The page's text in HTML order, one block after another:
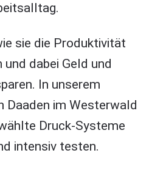
sie die Produktivität
und dabei Geld und
In unserem
Daaden im Westerwald
Druck-Systeme
intensiv testen.